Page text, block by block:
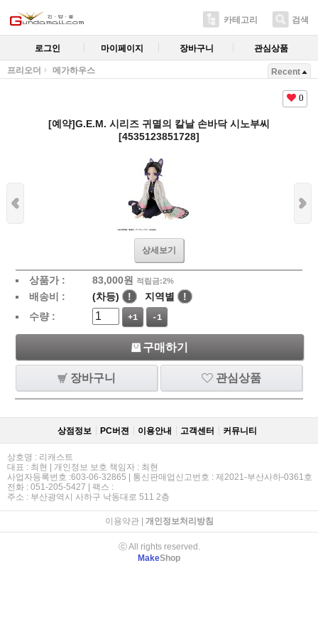
카테고리 검색
로그인 마이페이지 장바구니 관심상품
프리오더 메가하우스 Recent
0
[예약]G.E.M. 시리즈 귀멸의 칼날 손바닥 시노부씨
[4535123851728]
상세보기
상품가 : 83,000원 적립금:2%
배송비 : (차등) ! 지역별
!
수량 :
+1 -1
구매하기
장바구니 관심상품
상점정보 PC버젼 이용안내 고객센터 커뮤니티
상호명 : 리캐스트
대표 : 최현 | 개인정보 보호 책임자 : 최현
사업자등록번호 :603-06-32865 | 통신판매업신고번호 : 제2021-부산사하-0361호
전화 : 051-205-5427 | 팩스 :
주소 : 부산광역시 사하구 낙동대로 511 2층
이용약관| 개인정보처리방침
ⓒ All rights reserved.
MakeShop